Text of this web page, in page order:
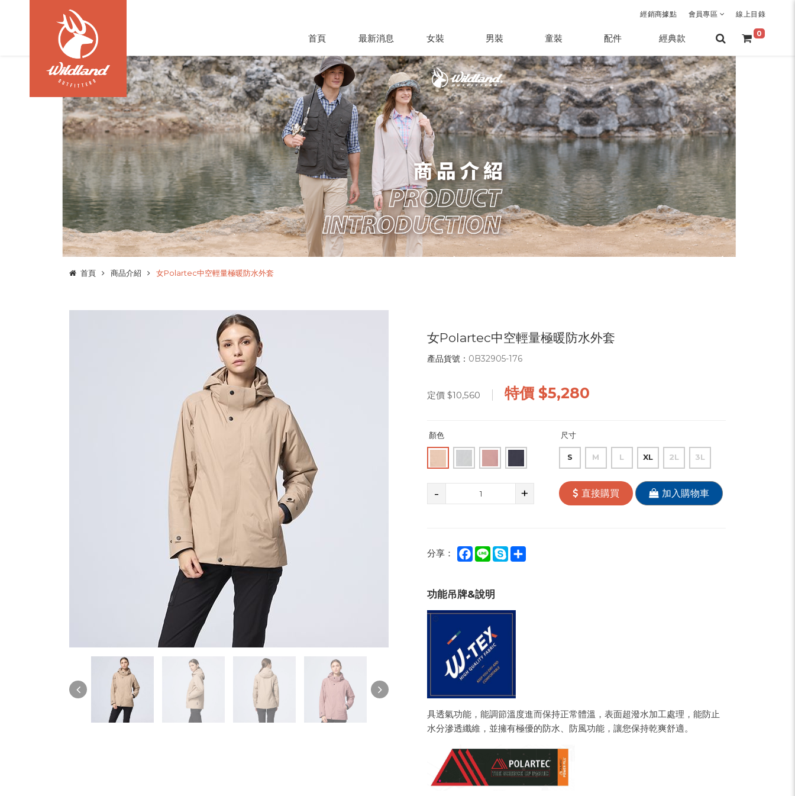
經銷商據點 會員專區 線上目錄
0
首頁 最新消息 女裝 男裝 童裝 配件 經典款
首頁 商品介紹 女Polartec中空輕量極暖防水外套
女Polartec中空輕量極暖防水外套
產品貨號： 0B32905-176
定價 $10,560 特價 $5,280
顏色 尺寸
S M L XL 2L 3L
- + 直接購買 加入購物車
分享： Facebook
Line Skype
功能吊牌&說明
具透氣功能，能調節溫度進而保持正常體溫，表面超潑水加工處理，能防止
水分滲透纖維，並擁有極優的防水、防風功能，讓您保持乾爽舒適。